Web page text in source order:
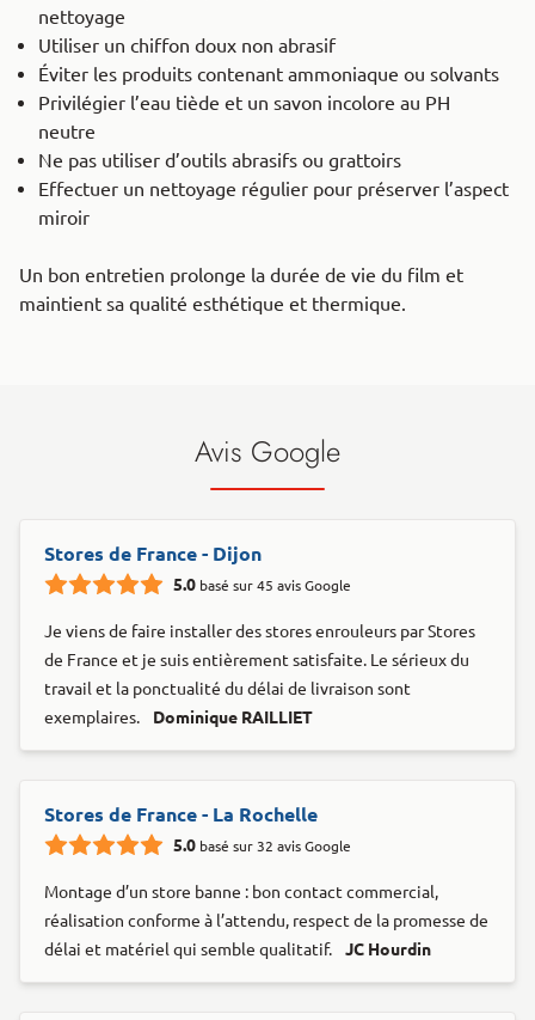
nettoyage
Utiliser un chiffon doux non abrasif
Éviter les produits contenant ammoniaque ou solvants
Privilégier l’eau tiède et un savon incolore au PH
neutre
Ne pas utiliser d’outils abrasifs ou grattoirs
Effectuer un nettoyage régulier pour préserver l’aspect
miroir
Un bon entretien prolonge la durée de vie du film et
maintient sa qualité esthétique et thermique.
Avis Google
Stores de France - Dijon
5.0 basé sur 45 avis Google
Je viens de faire installer des stores enrouleurs par Stores
de France et je suis entièrement satisfaite. Le sérieux du
travail et la ponctualité du délai de livraison sont
exemplaires.
Dominique RAILLIET
Stores de France - La Rochelle
5.0 basé sur 32 avis Google
Montage d’un store banne : bon contact commercial,
réalisation conforme à l’attendu, respect de la promesse de
délai et matériel qui semble qualitatif.
JC Hourdin